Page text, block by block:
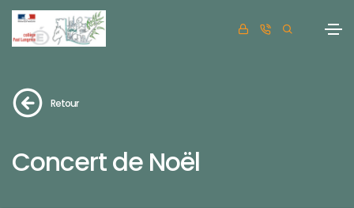
Retour
Concert de Noël